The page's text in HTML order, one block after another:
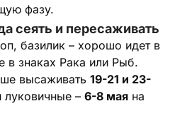
фазу.
сеять и пересаживать
базилик – хорошо идет в
в знаках Рака или Рыб.
высаживать 19-21 и 23-
луковичные – 6-8 мая на